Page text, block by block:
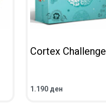
Cortex Challenge
1.190 ден
ВО КОШНИЧКА